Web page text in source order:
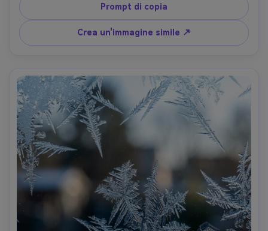
A7IV, 50mm con estensione macro, f/2.8, dettagli nitidi,
colore caldo cinematografico Grado-AR 4:5
Prompt di copia
Crea un'immagine simile ↗